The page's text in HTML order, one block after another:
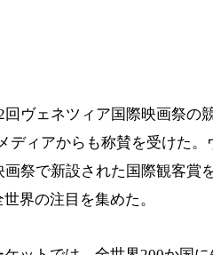
ヴェネツィア国際映画祭の
ディアからも称賛を受けた
祭で新設された国際観客賞
界の注目を集めた。